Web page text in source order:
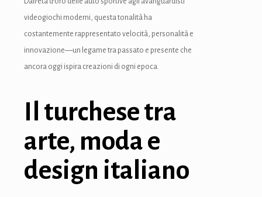
videogiochi moderni, questa tonalità ha
costantemente rappresentato velocità, personalità e
innovazione—un legame tra passato e presente che
ancora oggi ispira creazioni di ogni epoca.
Il turchese tra
arte, moda e
design italiano